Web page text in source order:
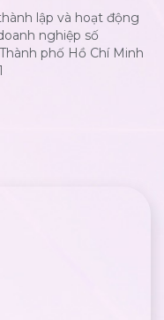
lập và hoạt động
nghiệp số
phố Hồ Chí Minh